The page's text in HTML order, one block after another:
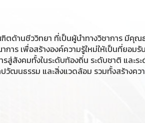
ด้านชีววิทยา ที่เป็นผู้นำทางวิชาการ มีคุณ
าร เพื่อสร้างองค์ความรู้ใหม่ให้เป็นที่ยอมรั
สู่สังคมทั้งในระดับท้องถิ่น ระดับชาติ และร
วัฒนธรรม และสิ่งแวดล้อม รวมทั้งสร้างค